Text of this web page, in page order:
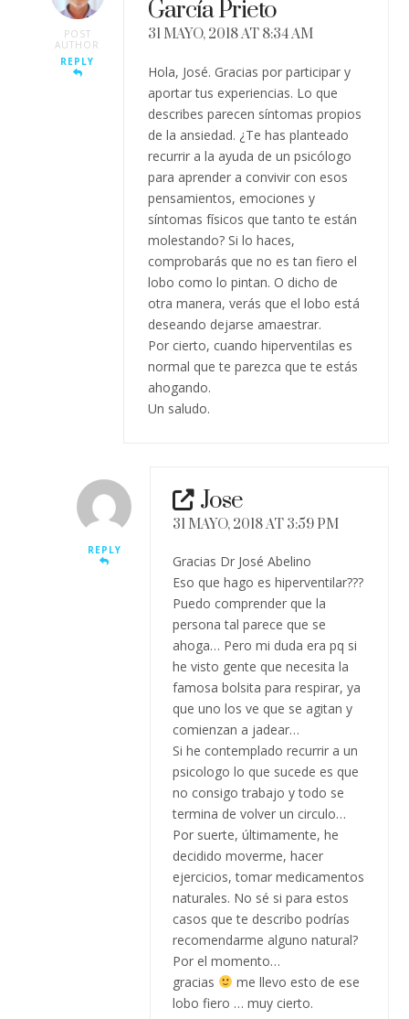
POST
AUTHOR
REPLY
García Prieto
31 MAYO, 2018 AT 8:34 AM
Hola, José. Gracias por participar y
aportar tus experiencias. Lo que
describes parecen síntomas propios
de la ansiedad. ¿Te has planteado
recurrir a la ayuda de un psicólogo
para aprender a convivir con esos
pensamientos, emociones y
síntomas físicos que tanto te están
molestando? Si lo haces,
comprobarás que no es tan fiero el
lobo como lo pintan. O dicho de
otra manera, verás que el lobo está
deseando dejarse amaestrar.
Por cierto, cuando hiperventilas es
normal que te parezca que te estás
ahogando.
Un saludo.
REPLY
Jose
31 MAYO, 2018 AT 3:59 PM
Gracias Dr José Abelino
Eso que hago es hiperventilar???
Puedo comprender que la
persona tal parece que se
ahoga… Pero mi duda era pq si
he visto gente que necesita la
famosa bolsita para respirar, ya
que uno los ve que se agitan y
comienzan a jadear…
Si he contemplado recurrir a un
psicologo lo que sucede es que
no consigo trabajo y todo se
termina de volver un circulo…
Por suerte, últimamente, he
decidido moverme, hacer
ejercicios, tomar medicamentos
naturales. No sé si para estos
casos que te describo podrías
recomendarme alguno natural?
Por el momento…
gracias
me llevo esto de ese
lobo fiero … muy cierto.